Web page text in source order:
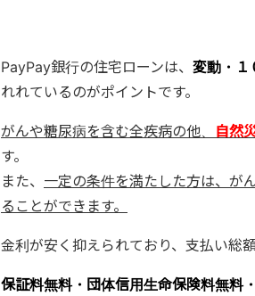
PayPay銀行の住宅ローンは、 変動・１
れれているのがポイントです。
がんや糖尿病を含む全疾病の他、 自然
す。
また、 一定の条件を満たした方は、が
ることができます。
金利が安く抑えられており、支払い総
保証料無料・団体信用生命保険料無料